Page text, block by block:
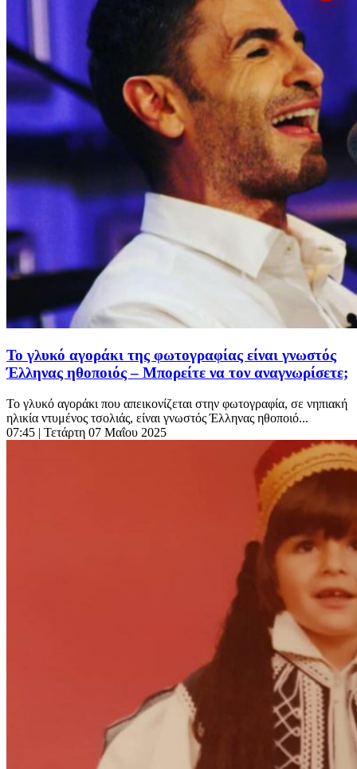
Το γλυκό αγοράκι της φωτογραφίας είναι γνωστός
Έλληνας ηθοποιός – Μπορείτε να τον αναγνωρίσετε;
Το γλυκό αγοράκι που απεικονίζεται στην φωτογραφία, σε νηπιακή
ηλικία ντυμένος τσολιάς, είναι γνωστός Έλληνας ηθοποιό...
07:45 | Τετάρτη 07 Μαΐου 2025